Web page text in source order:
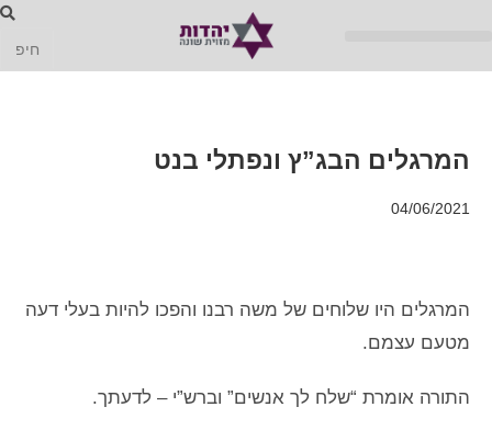
המרגלים הבג”ץ ונפתלי בנט
04/06/2021
המרגלים היו שלוחים של משה רבנו והפכו להיות בעלי דעה
מטעם עצמם.
התורה אומרת “שלח לך אנשים” וברש”י – לדעתך.